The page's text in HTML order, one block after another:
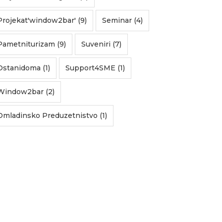
(9) Seminar (4)
(9) Suveniri (7)
(1) Support4SME (1)
(2)
Preduzetnistvo (1)